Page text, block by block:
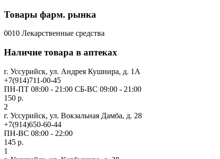
Товары фарм. рынка
0010 Лекарственные средства
Наличие товара в аптеках
г. Уссурийск, ул. Андрея Кушнира, д. 1А
+7(914)711-00-45
ПН-ПТ 08:00 - 21:00 СБ-ВС 09:00 - 21:00
150 р.
2
г. Уссурийск, ул. Вокзальная Дамба, д. 28
+7(914)650-60-44
ПН-ВС 08:00 - 22:00
145 р.
1